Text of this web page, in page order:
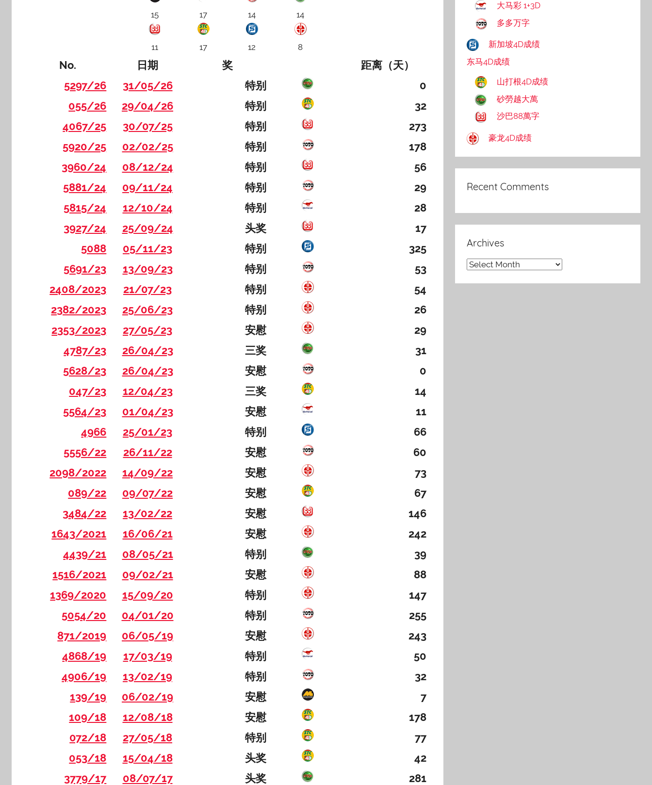
15 17 14 14
11 17 12 8
No. 日期 奖
距离（天）
5297/26
31/05/26 特别
0
055/26
29/04/26 特别
32
4067/25
30/07/25 特别
273
5920/25
02/02/25 特别
178
3960/24
08/12/24 特别
56
5881/24
09/11/24 特别
29
5815/24
12/10/24 特别
28
3927/24
25/09/24 头奖
17
5088
05/11/23 特别
325
5691/23
13/09/23 特别
53
2408/2023
21/07/23 特别
54
2382/2023
25/06/23 特别
26
2353/2023
27/05/23 安慰
29
4787/23
26/04/23 三奖
31
5628/23
26/04/23 安慰
0
047/23
12/04/23 三奖
14
5564/23
01/04/23 安慰
11
4966
25/01/23 特别
66
5556/22
26/11/22 安慰
60
2098/2022
14/09/22 安慰
73
089/22
09/07/22 安慰
67
3484/22
13/02/22 安慰
146
1643/2021
16/06/21 安慰
242
4439/21
08/05/21 特别
39
1516/2021
09/02/21 安慰
88
1369/2020
15/09/20 特别
147
5054/20
04/01/20 特别
255
871/2019
06/05/19 安慰
243
4868/19
17/03/19 特别
50
4906/19
13/02/19 特别
32
139/19
06/02/19 安慰
7
109/18
12/08/18 安慰
178
072/18
27/05/18 特别
77
053/18
15/04/18 头奖
42
3779/17
08/07/17 头奖
281
大马彩 1+3D
多多万字
新加坡4D成绩
东马4D成绩
山打根4D成绩
砂勞越大萬
沙巴88萬字
豪龙4D成绩
Recent Comments
Archives
Archives